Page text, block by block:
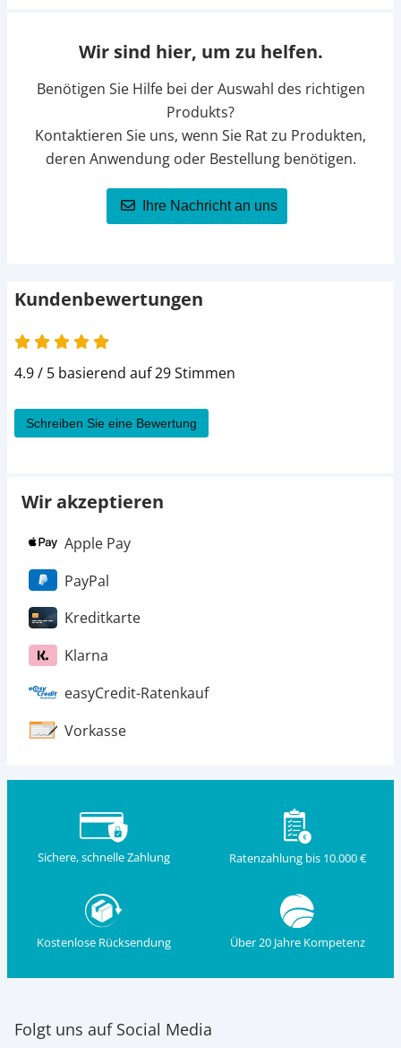
Wir sind hier, um zu helfen.
Benötigen Sie Hilfe bei der Auswahl des richtigen
Produkts?
Kontaktieren Sie uns, wenn Sie Rat zu Produkten,
deren Anwendung oder Bestellung benötigen.
Ihre Nachricht an uns
Kundenbewertungen
4.9 von 5
4.9 / 5 basierend auf 29 Stimmen
Schreiben Sie eine Bewertung
Wir akzeptieren
Apple Pay
PayPal
Kreditkarte
Klarna
easyCredit-Ratenkauf
Vorkasse
Sichere, schnelle Zahlung Ratenzahlung bis 10.000 €
Kostenlose Rücksendung Über 20 Jahre Kompetenz
Folgt uns auf Social Media